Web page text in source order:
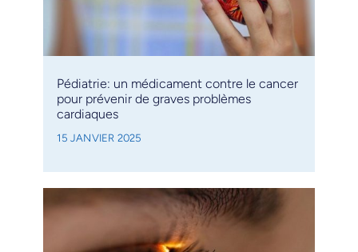
Pédiatrie: un médicament contre le cancer
pour prévenir de graves problèmes
cardiaques
15 JANVIER 2025